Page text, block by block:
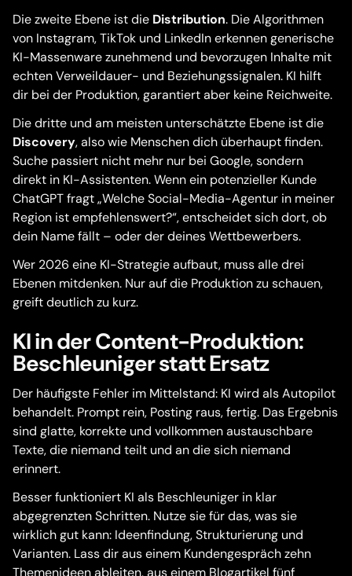
Die zweite Ebene ist die Distribution. Die Algorithmen
von Instagram, TikTok und LinkedIn erkennen generische
KI-Massenware zunehmend und bevorzugen Inhalte mit
echten Verweildauer- und Beziehungssignalen. KI hilft
dir bei der Produktion, garantiert aber keine Reichweite.
Die dritte und am meisten unterschätzte Ebene ist die
Discovery, also wie Menschen dich überhaupt finden.
Suche passiert nicht mehr nur bei Google, sondern
direkt in KI-Assistenten. Wenn ein potenzieller Kunde
ChatGPT fragt „Welche Social-Media-Agentur in meiner
Region ist empfehlenswert?“, entscheidet sich dort, ob
dein Name fällt – oder der deines Wettbewerbers.
Wer 2026 eine KI-Strategie aufbaut, muss alle drei
Ebenen mitdenken. Nur auf die Produktion zu schauen,
greift deutlich zu kurz.
KI in der Content-Produktion:
Beschleuniger statt Ersatz
Der häufigste Fehler im Mittelstand: KI wird als Autopilot
behandelt. Prompt rein, Posting raus, fertig. Das Ergebnis
sind glatte, korrekte und vollkommen austauschbare
Texte, die niemand teilt und an die sich niemand
erinnert.
Besser funktioniert KI als Beschleuniger in klar
abgegrenzten Schritten. Nutze sie für das, was sie
wirklich gut kann: Ideenfindung, Strukturierung und
Varianten. Lass dir aus einem Kundengespräch zehn
Themenideen ableiten, aus einem Blogartikel fünf